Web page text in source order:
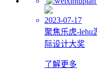
2023-07-17
聚焦乐虎-lehu
际设计大奖
了解更多